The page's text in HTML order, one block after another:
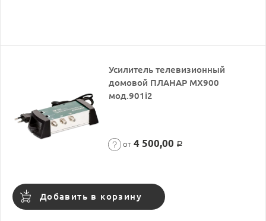
Усилитель телевизионный
домовой ПЛАНАР МХ900
мод.901i2
от 4 500,00 Р
Добавить в корзину